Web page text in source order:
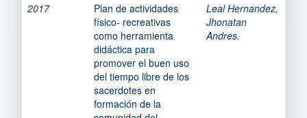
2017
Plan de actividades
físico- recreativas
como herramienta
didáctica para
promover el buen uso
del tiempo libre de los
sacerdotes en
formación de la
Leal Hernandez,
Jhonatan
Andres.